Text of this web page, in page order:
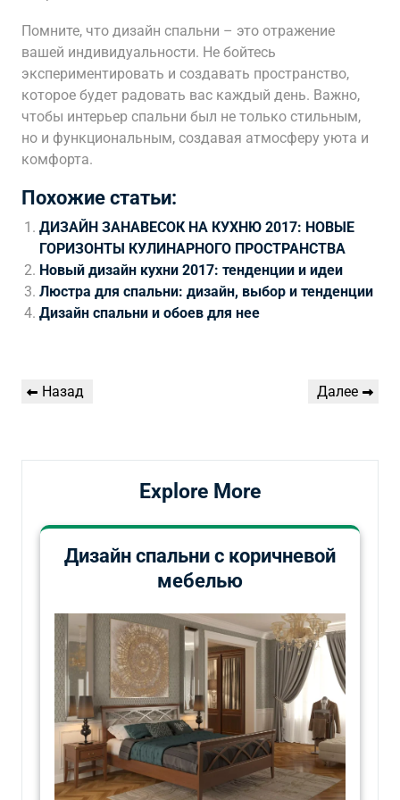
Помните, что дизайн спальни – это отражение
вашей индивидуальности. Не бойтесь
экспериментировать и создавать пространство,
которое будет радовать вас каждый день. Важно,
чтобы интерьер спальни был не только стильным,
но и функциональным, создавая атмосферу уюта и
комфорта.
Похожие статьи:
ДИЗАЙН ЗАНАВЕСОК НА КУХНЮ 2017: НОВЫЕ
ГОРИЗОНТЫ КУЛИНАРНОГО ПРОСТРАНСТВА
Новый дизайн кухни 2017: тенденции и идеи
Люстра для спальни: дизайн, выбор и тенденции
Дизайн спальни и обоев для нее
Навигация
Предыдущая
Назад
Следующая
Далее
Explore More
Дизайн спальни с коричневой
мебелью